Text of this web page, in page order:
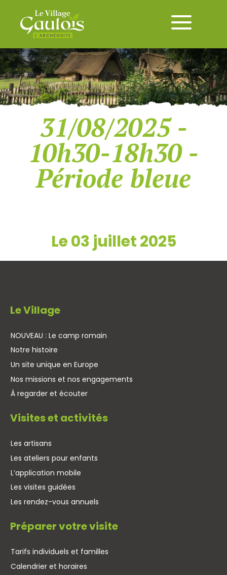
31/08/2025 -
10h30-18h30 -
Période bleue
Le 03 juillet 2025
Le Village
NOUVEAU : Le camp romain
Notre histoire
Un site unique en Europe
Nos missions et nos engagements
À regarder et écouter
Visites et activités
Les artisans
Les ateliers pour enfants
L’application mobile
Les visites guidées
Les rendez-vous annuels
Préparer votre visite
Tarifs individuels et familles
Calendrier et horaires